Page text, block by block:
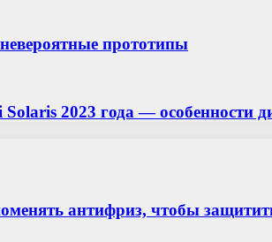
прототипы
2023 года — особенности
антифриз, чтобы